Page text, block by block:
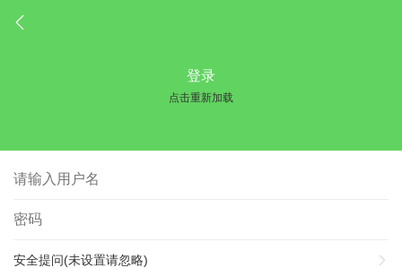
登录
点击重新加载
安全提问(未设置请忽略)